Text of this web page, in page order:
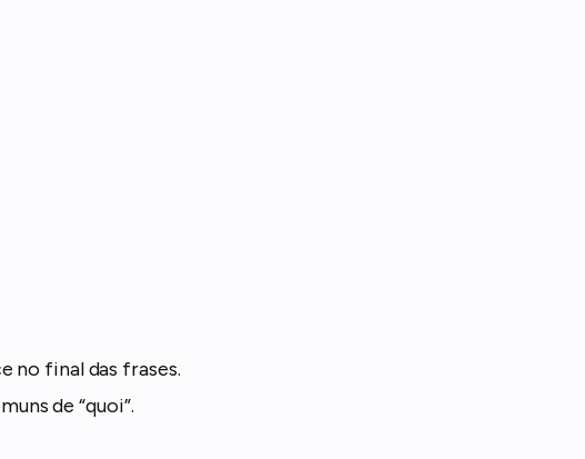
no final das frases.
de “quoi”.